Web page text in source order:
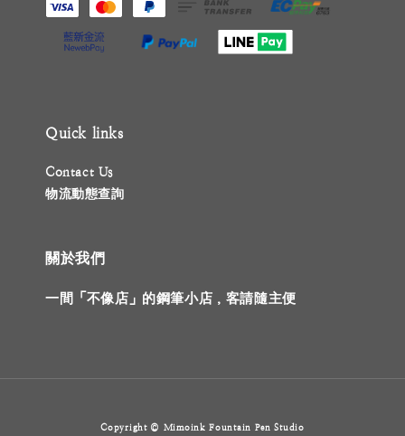
Quick links
Contact Us
物流動態查詢
關於我們
一間「不像店」的鋼筆小店，客請隨主便
Copyright © Mimoink Fountain Pen Studio